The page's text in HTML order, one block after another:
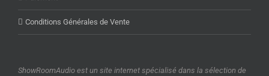
Conditions Générales de Vente
ShowRoomAudio est un site internet spécialisé dans la sélection de